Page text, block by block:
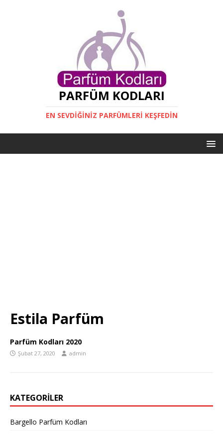
PARFÜM KODLARI
EN SEVDIĞINIZ PARFÜMLERI KEŞFEDIN
Estila Parfüm
Parfüm Kodları 2020
Şubat 27, 2020 admin
KATEGORILER
Bargello Parfüm Kodları